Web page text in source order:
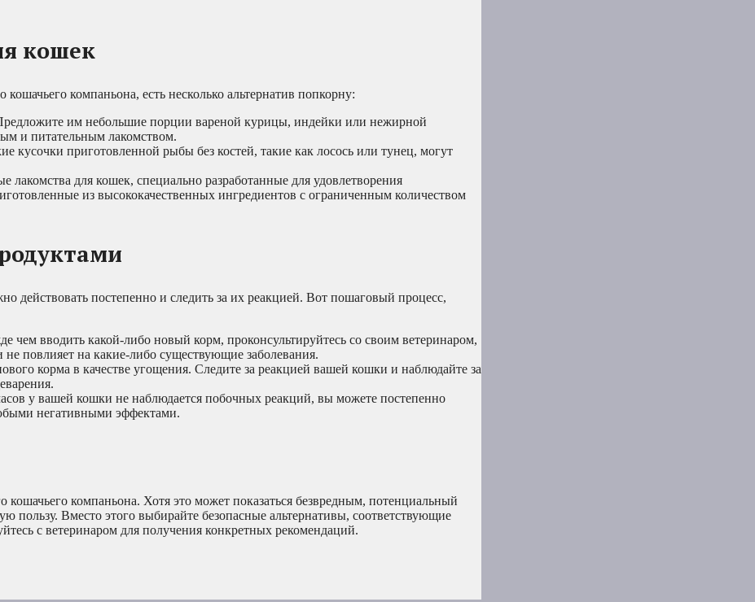
кошек
компаньона, есть несколько альтернатив попкорну:
им небольшие порции вареной курицы, индейки или нежирной
и питательным лакомством.
приготовленной рыбы без костей, такие как лосось или тунец, могут
лакомства для кошек, специально разработанные для удовлетворения
из высококачественных ингредиентов с ограниченным количеством
постепенно и следить за их реакцией. Вот пошаговый процесс,
чем вводить какой-либо новый корм, проконсультируйтесь со своим ветеринаром,
повлияет на какие-либо существующие заболевания.
корма в качестве угощения. Следите за реакцией вашей кошки и наблюдайте за
у вашей кошки не наблюдается побочных реакций, вы можете постепенно
негативными эффектами.
компаньона. Хотя это может показаться безвредным, потенциальный
Вместо этого выбирайте безопасные альтернативы, соответствующие
с ветеринаром для получения конкретных рекомендаций.